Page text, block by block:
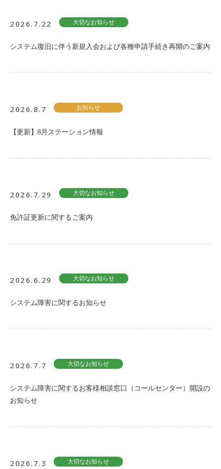
ご入会はこちら 会員ログイン
特定商取引について
サイトマップ
2026.7.22 大切なお知らせ
システム復旧に伴う新規入会および各種申請手続き再開のご案内
2026.8.7 お知らせ
【更新】8月ステーション情報
2026.7.29 大切なお知らせ
免許証更新に関するご案内
2026.6.29 大切なお知らせ
システム障害に関するお知らせ
2026.7.7 大切なお知らせ
システム障害に関するお客様相談窓口（コールセンター）開設の
お知らせ
2026.7.3 大切なお知らせ